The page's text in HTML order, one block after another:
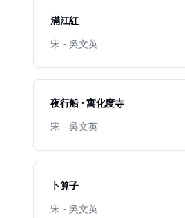
滿江紅
宋 - 吳文英
夜行船 · 寓化度寺
宋 - 吳文英
卜算子
宋 - 吳文英